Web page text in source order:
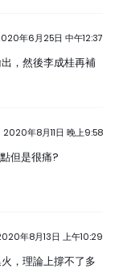
年6月25日 中午12:37
，然後李成桂再補
2020年8月11日 晚上9:58
但是很痛?
年8月13日 上午10:29
，理論上撐不了多